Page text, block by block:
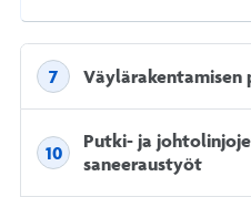
7 Väylärakentamisen
10
Putki- ja
saneeraustyöt